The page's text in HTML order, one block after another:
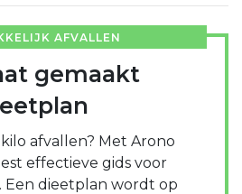
AFVALLEN
gemaakt
afvallen? Met Arono
effectieve gids voor
Een dieetplan wordt op